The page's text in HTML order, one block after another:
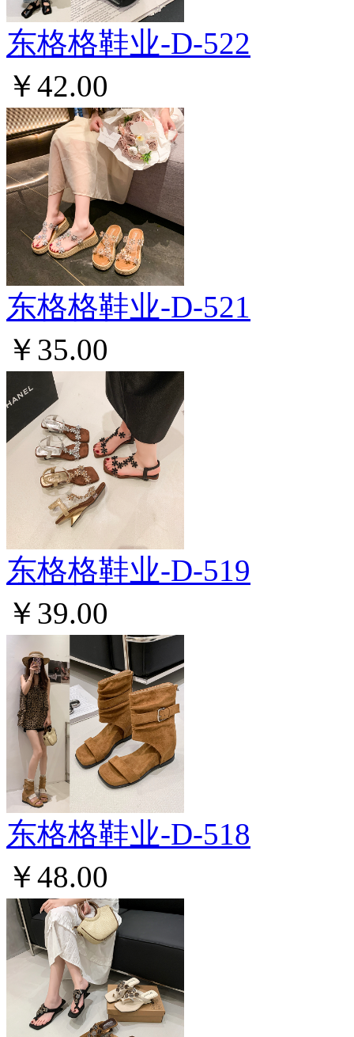
东格格鞋业-D-522
￥42.00
东格格鞋业-D-521
￥35.00
东格格鞋业-D-519
￥39.00
东格格鞋业-D-518
￥48.00